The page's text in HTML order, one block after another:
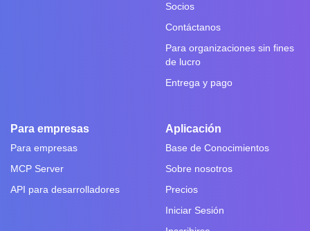
Socios
Contáctanos
Para organizaciones sin fines
de lucro
Entrega y pago
Para empresas
Para empresas
MCP Server
API para desarrolladores
Aplicación
Base de Conocimientos
Sobre nosotros
Precios
Iniciar Sesión